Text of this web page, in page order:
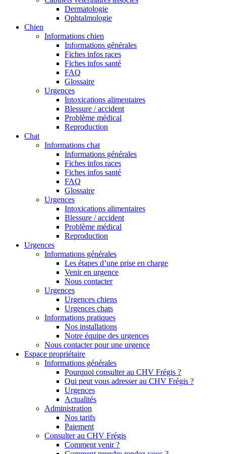
Dermatologie
Ophtalmologie
Chien
Informations chien
Informations générales
Fiches infos races
Fiches infos santé
FAQ
Glossaire
Urgences
Intoxications alimentaires
Blessure / accident
Problème médical
Reproduction
Chat
Informations chat
Informations générales
Fiches infos races
Fiches infos santé
FAQ
Glossaire
Urgences
Intoxications alimentaires
Blessure / accident
Problème médical
Reproduction
Urgences
Informations générales
Les étapes d’une prise en charge
Venir en urgence
Nous contacter
Urgences
Urgences chiens
Urgences chats
Informations pratiques
Nos installations
Notre équipe des urgences
Nous contacter pour une urgence
Espace propriétaire
Informations générales
Pourquoi consulter au CHV Frégis ?
Qui peut vous adresser au CHV Frégis ?
Urgences
Actualités
Administration
Nos tarifs
Paiement
Consulter au CHV Frégis
Comment venir ?